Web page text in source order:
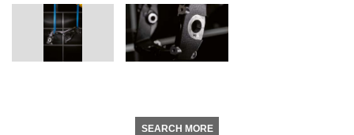
SEARCH MORE